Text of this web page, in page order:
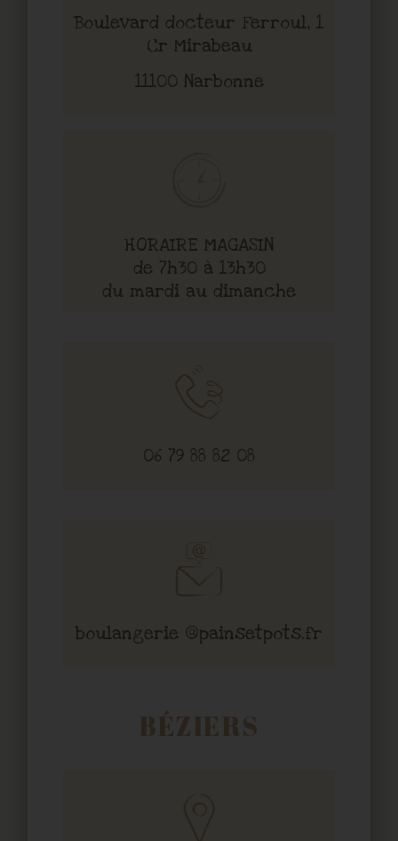
Boulevard docteur Ferroul, 1
Cr Mirabeau
11100 Narbonne
HORAIRE MAGASIN
de 7h30 à 13h30
du mardi au dimanche
06 79 88 82 08
boulangerie @painsetpots.fr
BÉZIERS